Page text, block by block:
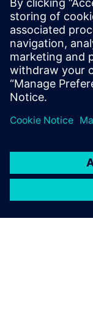
a gyárról, a
adatokat, hogy
problémára,